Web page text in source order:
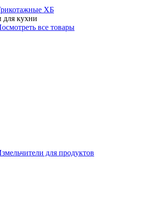
ХБ
для кухни
все товары
для продуктов